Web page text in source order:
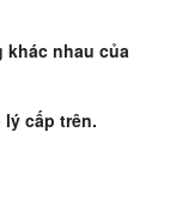
khác nhau của
cấp trên.